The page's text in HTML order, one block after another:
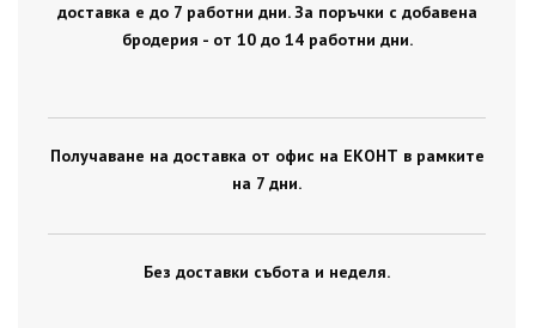
доставка е до 7 работни дни. За поръчки с добавена
бродерия - от 10 до 14 работни дни.
Получаване на доставка от офис на ЕКОНТ в рамките
на 7 дни.
Без доставки събота и неделя.